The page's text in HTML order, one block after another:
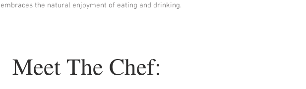
embraces the natural enjoyment of eating and drinking.
Meet The Chef: